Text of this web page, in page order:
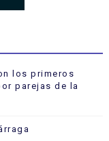
los primeros
parejas de la